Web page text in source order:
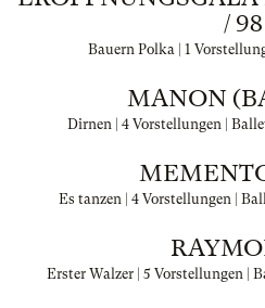
/ 98
Bauern Polka | 1
MANON
Dirnen | 4 Vorstellungen |
Es tanzen | 4 Vorstellungen |
Erster Walzer | 5 Vorstellungen |